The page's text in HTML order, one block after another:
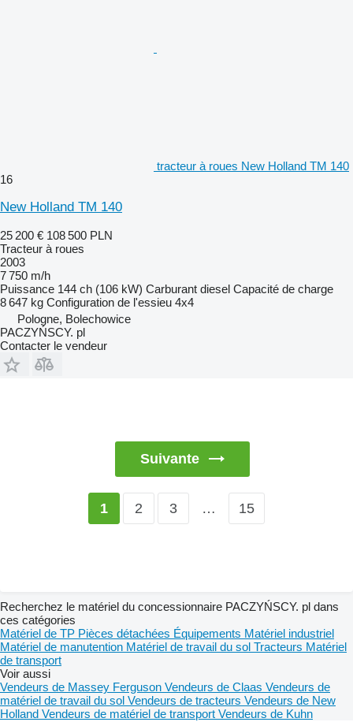
tracteur à roues New Holland TM 140
16
New Holland TM 140
25 200 € 108 500 PLN
Tracteur à roues
2003
7 750 m/h
Puissance 144 ch (106 kW) Carburant diesel Capacité de charge
8 647 kg Configuration de l'essieu 4x4
Pologne, Bolechowice
PACZYŃSCY. pl
Contacter le vendeur
Suivante
1 2 3 … 15
Recherchez le matériel du concessionnaire PACZYŃSCY. pl dans
ces catégories
Matériel de TP Pièces détachées Équipements Matériel industriel
Matériel de manutention Matériel de travail du sol Tracteurs Matériel
de transport
Voir aussi
Vendeurs de Massey Ferguson Vendeurs de Claas Vendeurs de
matériel de travail du sol Vendeurs de tracteurs Vendeurs de New
Holland Vendeurs de matériel de transport Vendeurs de Kuhn